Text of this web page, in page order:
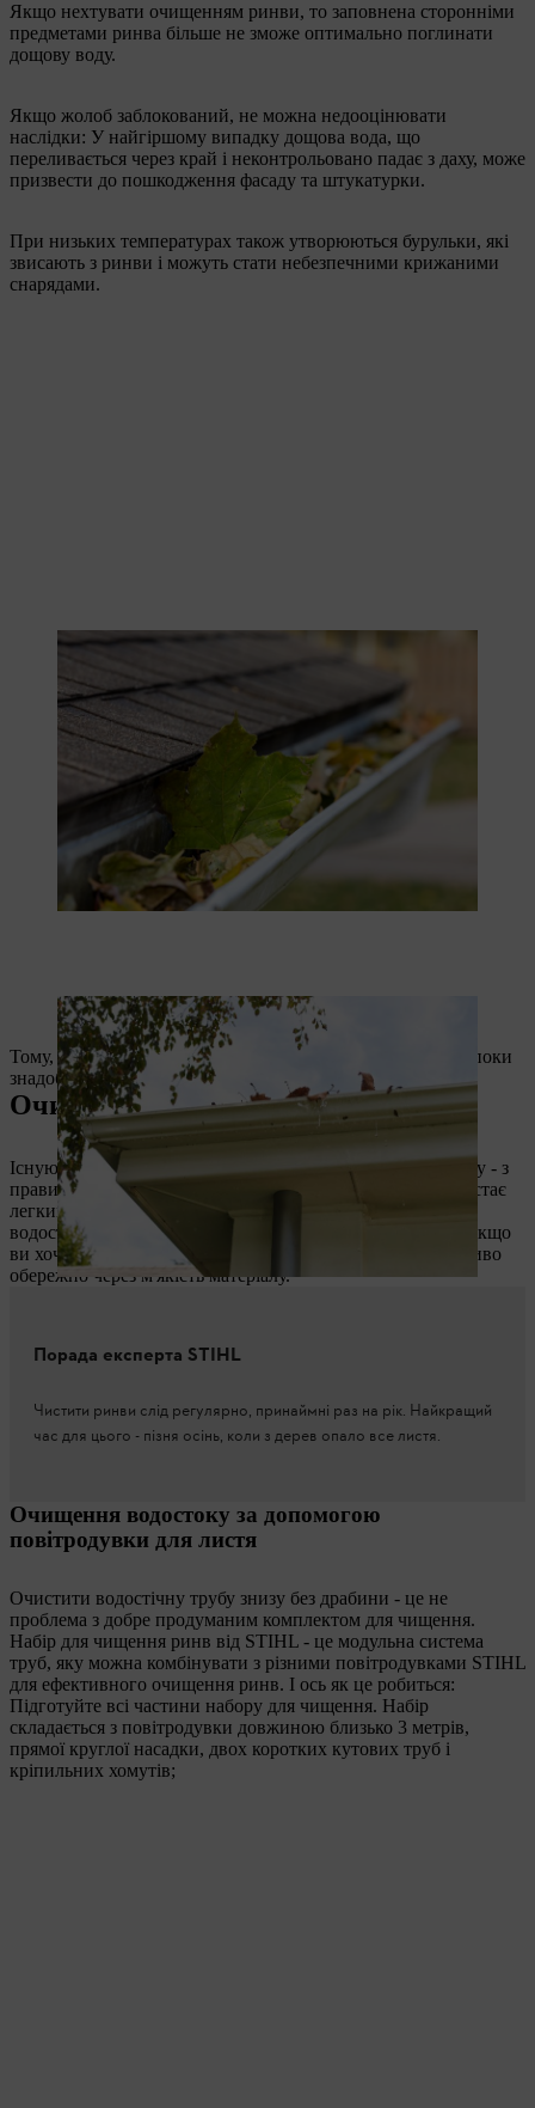
Якщо нехтувати очищенням ринви, то заповнена сторонніми
предметами ринва більше не зможе оптимально поглинати
дощову воду.
Якщо жолоб заблокований, не можна недооцінювати
наслідки: У найгіршому випадку дощова вода, що
переливається через край і неконтрольовано падає з даху, може
призвести до пошкодження фасаду та штукатурки.
При низьких температурах також утворюються бурульки, які
звисають з ринви і можуть стати небезпечними крижаними
снарядами.
Очищення водостічних жолобів від листя
Очищення водостічних жолобів від листя
Тому, якщо ви підтримуєте ринву в чистоті і не чекаєте, поки
знадобиться її чистка, ви робите все правильно.
Очищення жолобів: крок за кроком
Існують різні способи прочищення засміченого водостоку - з
правильними інструментами кожне чищення водостоку стає
легким і приємним. Ми покажемо вам, як прочистити
водостік та які інструменти для цього потрібні. До речі: якщо
ви хочете прочистити мідну ринву, діяти потрібно особливо
обережно через м'якість матеріалу.
Порада експерта STIHL
Чистити ринви слід регулярно, принаймні раз на рік. Найкращий
час для цього - пізня осінь, коли з дерев опало все листя.
Очищення водостоку за допомогою
повітродувки для листя
Очистити водостічну трубу знизу без драбини - це не
проблема з добре продуманим комплектом для чищення.
Набір для чищення ринв від STIHL - це модульна система
труб, яку можна комбінувати з різними повітродувками STIHL
для ефективного очищення ринв. І ось як це робиться:
Підготуйте всі частини набору для чищення. Набір
складається з повітродувки довжиною близько 3 метрів,
прямої круглої насадки, двох коротких кутових труб і
кріпильних хомутів;